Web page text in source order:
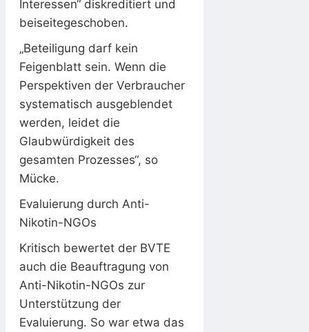
Interessen“ diskreditiert und
beiseitegeschoben.
„Beteiligung darf kein
Feigenblatt sein. Wenn die
Perspektiven der Verbraucher
systematisch ausgeblendet
werden, leidet die
Glaubwürdigkeit des
gesamten Prozesses“, so
Mücke.
Evaluierung durch Anti-
Nikotin-NGOs
Kritisch bewertet der BVTE
auch die Beauftragung von
Anti-Nikotin-NGOs zur
Unterstützung der
Evaluierung. So war etwa das